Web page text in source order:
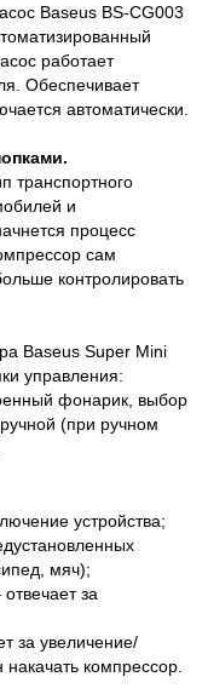
Baseus BS-CG003
работает
Обеспечивает
автоматически.
транспортного
и
процесс
сам
контролировать
Baseus Super Mini
управления:
фонарик, выбор
(при ручном
устройства;
мяч);
за
за увеличение/
компрессор.